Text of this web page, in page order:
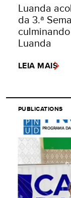
Luanda
da 3.ª
Luanda
LEIA MAIS
PUBLICATIONS